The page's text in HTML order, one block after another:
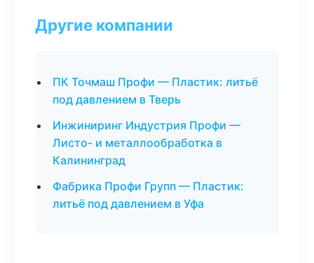
Другие компании
ПК Точмаш Профи — Пластик: литьё
под давлением в Тверь
Инжиниринг Индустрия Профи —
Листо- и металлообработка в
Калининград
Фабрика Профи Групп — Пластик:
литьё под давлением в Уфа